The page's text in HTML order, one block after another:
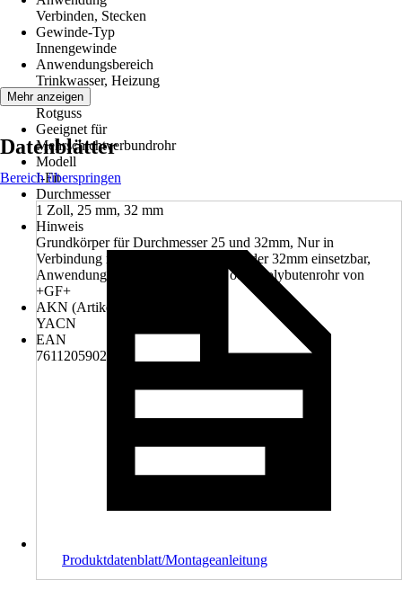
Verbinden, Stecken
Gewinde-Typ
Innengewinde
Anwendungsbereich
Trinkwasser, Heizung
Material
Rotguss
Geeignet für
Mehrschichtverbundrohr
Modell
I-Fit
Durchmesser
1 Zoll, 25 mm, 32 mm
Hinweis
Grundkörper für Durchmesser 25 und 32mm, Nur in
Verbindung mit dem Adapter 25mm oder 32mm einsetzbar,
Anwendung nur mit Verbundrohr oder Polybutenrohr von
+GF+
AKN (Artikelkurznummer)
YACN
EAN
7611205902674
Mehr anzeigen
Datenblätter
Bereich überspringen
Produktdatenblatt/Montageanleitung